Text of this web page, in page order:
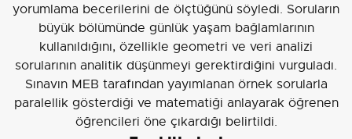
yorumlama becerilerini de ölçtüğünü söyledi. Soruların
büyük bölümünde günlük yaşam bağlamlarının
kullanıldığını, özellikle geometri ve veri analizi
sorularının analitik düşünmeyi gerektirdiğini vurguladı.
Sınavın MEB tarafından yayımlanan örnek sorularla
paralellik gösterdiği ve matematiği anlayarak öğrenen
öğrencileri öne çıkardığı belirtildi.